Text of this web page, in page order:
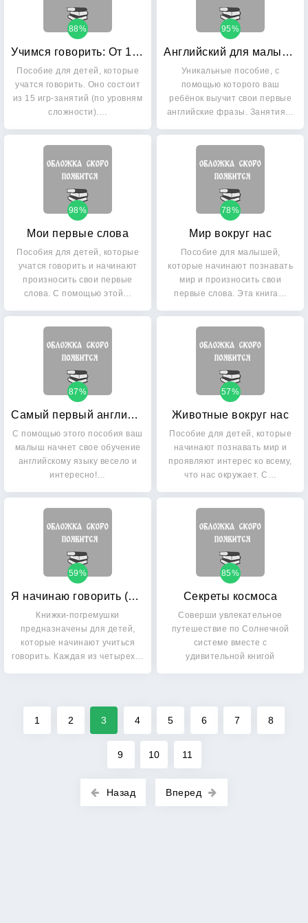
Учимся говорить: От 1 года до 3 лет
88%
Пособие для детей, которые
учатся говорить. Оно состоит
из 15 игр-занятий (по уровням
сложности).…
Английский для малышей
95%
Уникальные пособие, с
помощью которого ваш
ребёнок выучит свои первые
английские фразы. Занятия…
Мои первые слова
98%
Пособия для детей, которые
учатся говорить и начинают
произносить свои первые
слова. С помощью этой…
Мир вокруг нас
78%
Пособие для малышей,
которые начинают познавать
мир и произносить свои
первые слова. Эта книга…
Самый первый английский
87%
С помощью этого пособия ваш
малыш начнет свое обучение
английскому языку весело и
интересно!…
Животные вокруг нас
57%
Пособие для детей, которые
начинают познавать мир и
проявляют интерес ко всему,
что нас окружает. С…
Я начинаю говорить (4 книжки-кубика, от 1 до 3 лет)
59%
Книжки-погремушки
предназначены для детей,
которые начинают учиться
говорить. Каждая из четырех…
Секреты космоса
85%
Соверши увлекательное
путешествие по Солнечной
системе вместе с
удивительной книгой
Назад
1 2 3 4 5 6 7 8
9 10 11
Вперед